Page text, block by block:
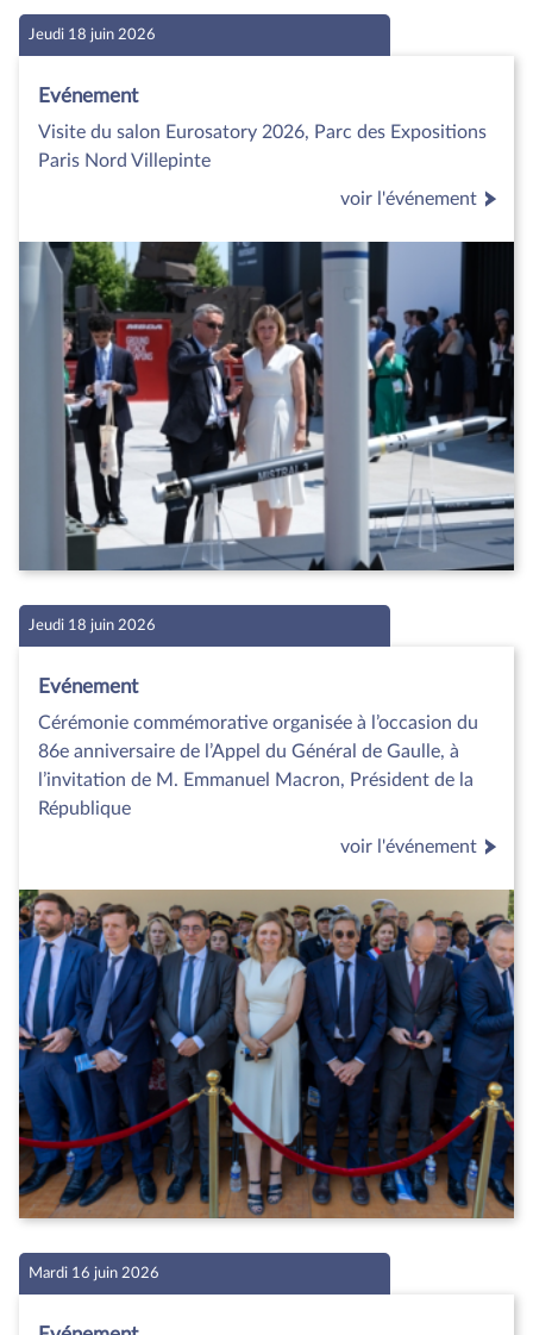
Jeudi 18 juin 2026
Evénement
Visite du salon Eurosatory 2026, Parc des Expositions
Paris Nord Villepinte
voir l'événement
Jeudi 18 juin 2026
Evénement
Cérémonie commémorative organisée à l’occasion du
86e anniversaire de l’Appel du Général de Gaulle, à
l’invitation de M. Emmanuel Macron, Président de la
République
voir l'événement
Mardi 16 juin 2026